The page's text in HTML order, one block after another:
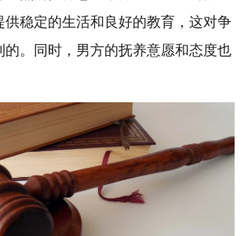
供稳定的生活和良好的教育，这对争
的。同时，男方的抚养意愿和态度也